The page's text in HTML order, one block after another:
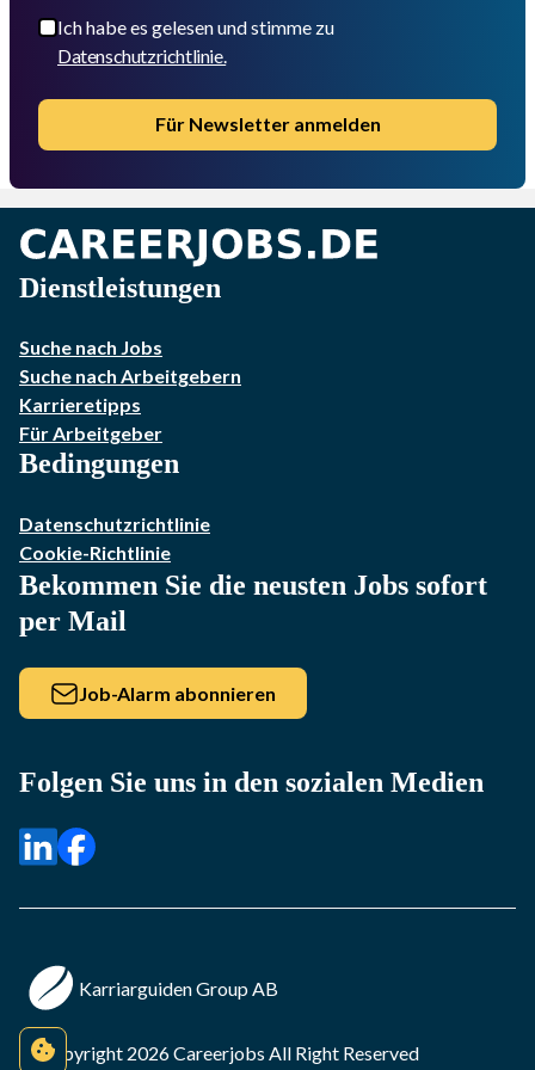
Ich habe es gelesen und stimme zu
Datenschutzrichtlinie.
Für Newsletter anmelden
Dienstleistungen
Suche nach Jobs
Suche nach Arbeitgebern
Karrieretipps
Für Arbeitgeber
Bedingungen
Datenschutzrichtlinie
Cookie-Richtlinie
Bekommen Sie die neusten Jobs sofort
per Mail
Job-Alarm abonnieren
Folgen Sie uns in den sozialen Medien
Karriarguiden Group AB
© Copyright 2026Careerjobs All Right Reserved